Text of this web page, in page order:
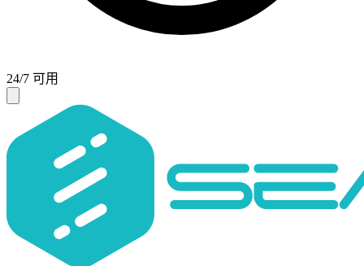
24/7 可用